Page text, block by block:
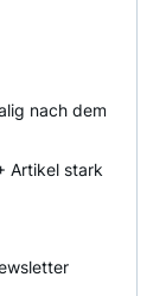
nach dem
Artikel stark